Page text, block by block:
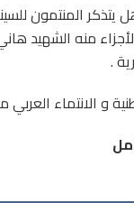
يتذكر المنتمون
منه الشهيد
.
و الانتماء